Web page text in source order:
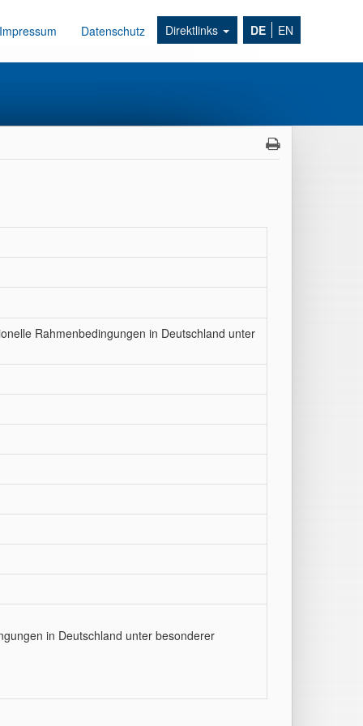
Impressum Datenschutz Direktlinks DE EN
Rahmenbedingungen in Deutschland unter
in Deutschland unter besonderer